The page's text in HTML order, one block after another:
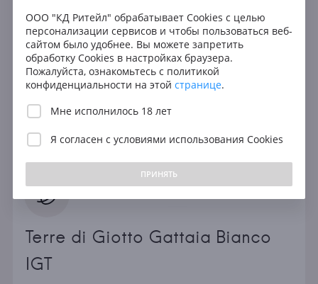
Terre di Giotto Gattaia Bianco
IGT
ООО "КД Ритейл" обрабатывает Cookies с целью
персонализации сервисов и чтобы пользоваться веб-
сайтом было удобнее. Вы можете запретить
обработку Cookies в настройках браузера.
Пожалуйста, ознакомьтесь с политикой
конфиденциальности на этой странице.
Мне исполнилось 18 лет
Я согласен с условиями использования Cookies
ПРИНЯТЬ